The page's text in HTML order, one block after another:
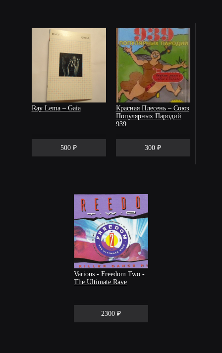
Ray Lema – Gaia
500 ₽
Красная Плесень – Союз
Популярных Пародий
939
300 ₽
Various - Freedom Two -
The Ultimate Rave
2300 ₽